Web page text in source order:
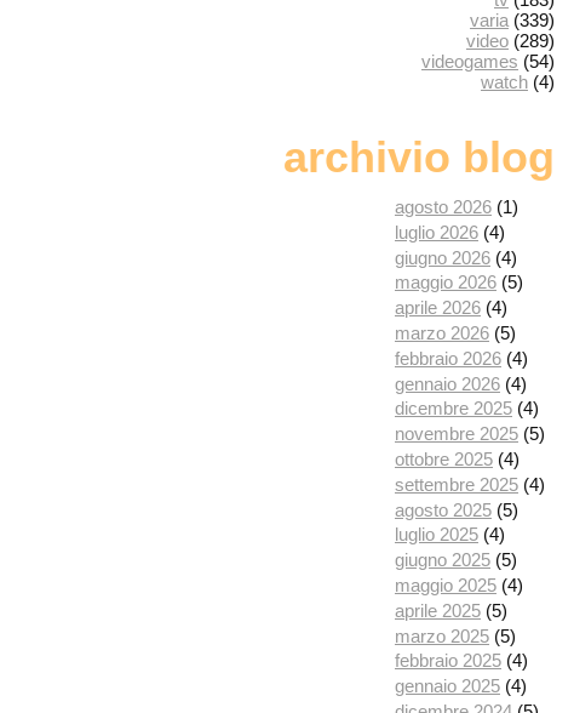
varia (339)
video (289)
videogames (54)
watch (4)
archivio blog
agosto 2026 (1)
luglio 2026 (4)
giugno 2026 (4)
maggio 2026 (5)
aprile 2026 (4)
marzo 2026 (5)
febbraio 2026 (4)
gennaio 2026 (4)
dicembre 2025 (4)
novembre 2025 (5)
ottobre 2025 (4)
settembre 2025 (4)
agosto 2025 (5)
luglio 2025 (4)
giugno 2025 (5)
maggio 2025 (4)
aprile 2025 (5)
marzo 2025 (5)
febbraio 2025 (4)
gennaio 2025 (4)